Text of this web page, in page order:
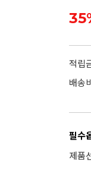
적립
배송
필수
제품